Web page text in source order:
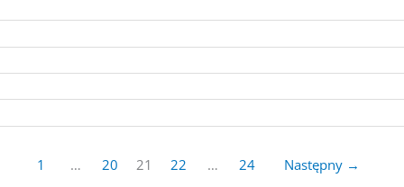
1 … 20 21 22 … 24 Następny →